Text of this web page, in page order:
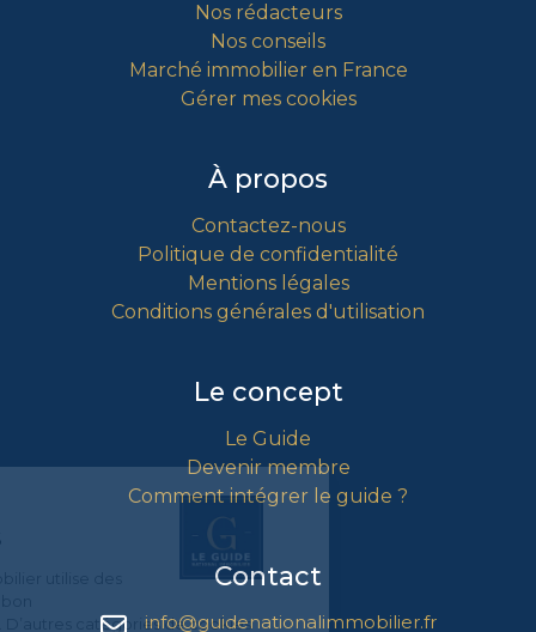
Nos rédacteurs
Nos conseils
Marché immobilier en France
Gérer mes cookies
À propos
Contactez-nous
Politique de confidentialité
Mentions légales
Conditions générales d'utilisation
Le concept
Le Guide
Devenir membre
Comment intégrer le guide ?
Contact
info@guidenationalimmobilier.fr
Le Guide National Immobilier utilise des
fonctionnement du site. D’autres catégories de cookies